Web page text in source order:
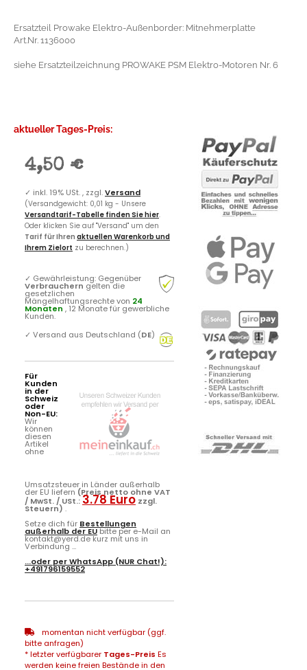
Ersatzteil Prowake Elektro-Außenborder: Mitnehmerplatte
Art.Nr. 1136000
siehe Ersatzteilzeichnung PROWAKE PSM Elektro-Motoren Nr. 6
aktueller Tages-Preis:
4,50 €
✓ inkl. 19% USt. , zzgl.Versand
(Versandgewicht: 0,01 kg - Unsere
Versandtarif-Tabelle finden Sie hier.
Oder klicken Sie auf "Versand" um den
Tarif für Ihren aktuellen Warenkorb und
Ihrem Zielort zu berechnen.)
✓ Gewährleistung: Gegenüber
Verbrauchern gelten die
gesetzlichen
Mängelhaftungsrechte von 24
Monaten , 12 Monate für gewerbliche
Kunden.
✓ Versand aus Deutschland (DE)
Für
Kunden
in der
Schweiz
oder
Non-EU:
Wir
können
diesen
Artikel
ohne
Umsatzsteuer in Länder außerhalb
der EU liefern (Preis netto ohne VAT
/ MwSt. / USt.:3.78 Euro zzgl.
Steuern) .
Setze dich für Bestellungen
außerhalb der EUbitte per e-Mail an
kontakt@yerd.de kurz mit uns in
Verbindung ...
...oder perWhatsApp (NUR Chat!):
+491796159552
momentan nicht verfügbar (ggf.
bitte anfragen)
* letzter verfügbarer Tages-Preis Es
werden keine freien Bestände in den